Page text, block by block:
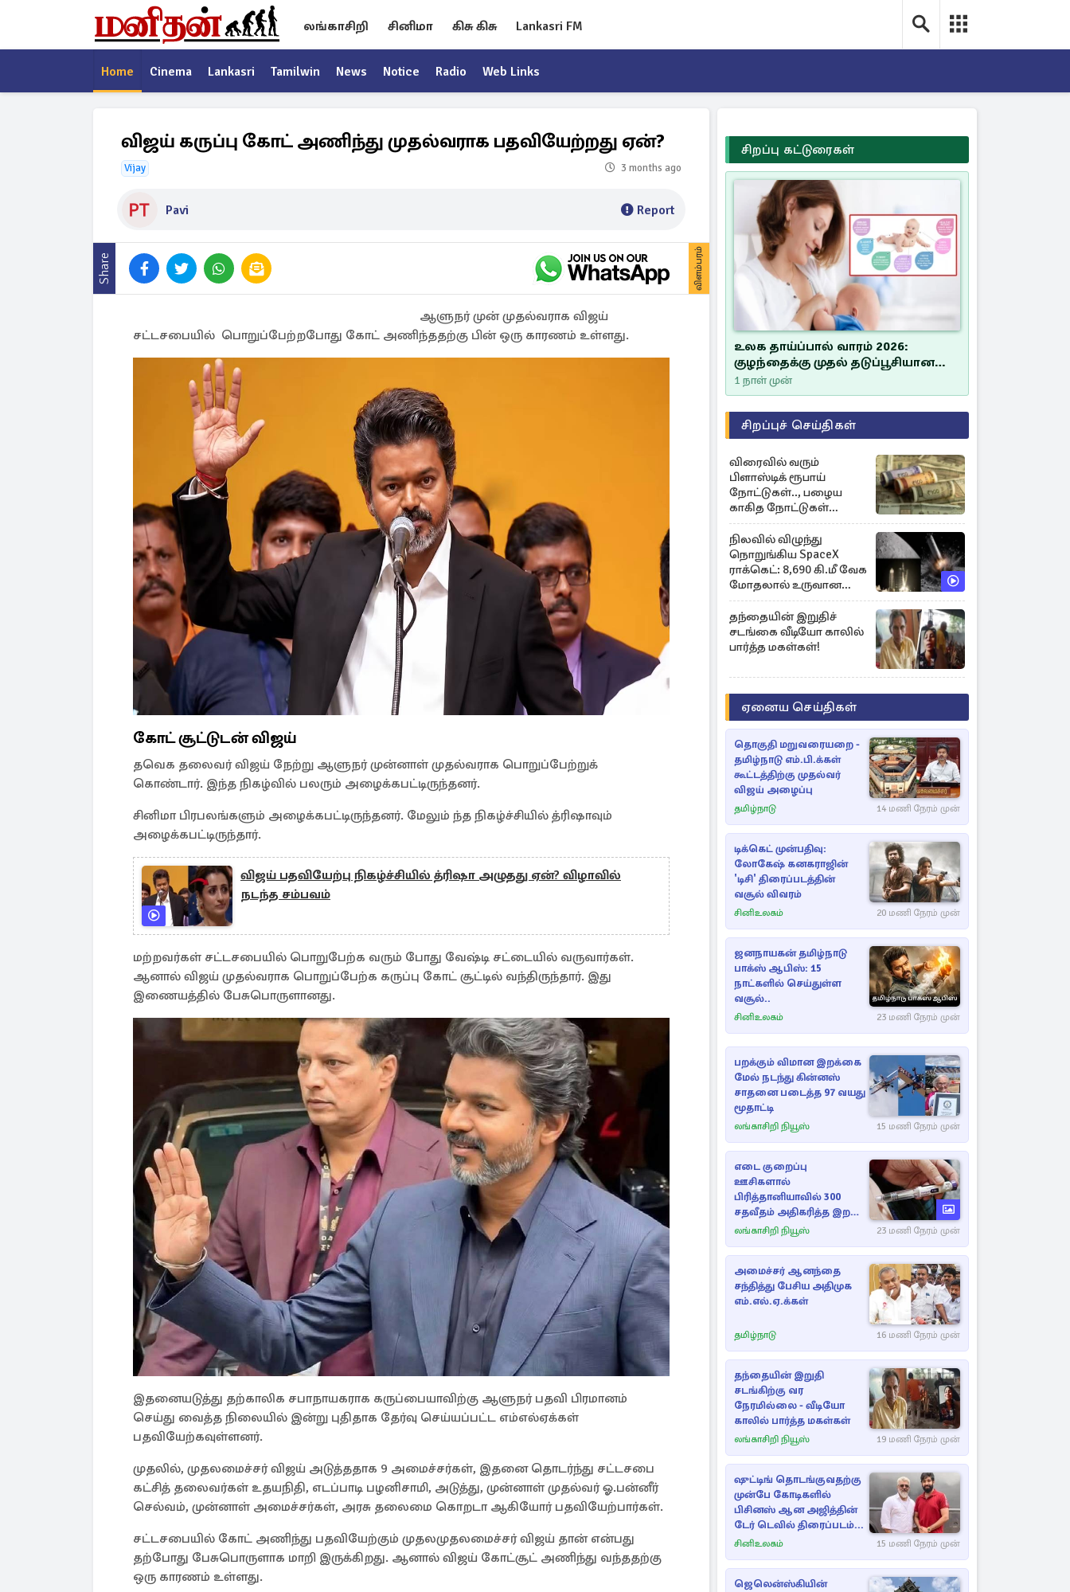
லங்காசிறி சினிமா கிசு கிசு Lankasri FM
Home Cinema Lankasri Tamilwin News Notice Radio Web Links
விஜய் கருப்பு கோட் அணிந்து முதல்வராக பதவியேற்றது ஏன்?
Vijay 3 months ago
Pavi Report
Share விளம்பரம்
ஆளுநர் முன் முதல்வராக விஜய்
சட்டசபையில் பொறுப்பேற்றபோது கோட் அணிந்ததற்கு பின் ஒரு காரணம் உள்ளது.
கோட் சூட்டுடன் விஜய்
தவெக தலைவர் விஜய் நேற்று ஆளுநர் முன்னாள் முதல்வராக பொறுப்பேற்றுக்
கொண்டார். இந்த நிகழ்வில் பலரும் அழைக்கபட்டிருந்தனர்.
சினிமா பிரபலங்களும் அழைக்கபட்டிருந்தனர். மேலும் ந்த நிகழ்ச்சியில் த்ரிஷாவும்
அழைக்கபட்டிருந்தார்.
விஜய் பதவியேற்பு நிகழ்ச்சியில் த்ரிஷா அழுதது ஏன்? விழாவில்
நடந்த சம்பவம்
மற்றவர்கள் சட்டசபையில் பொறுபேற்க வரும் போது வேஷ்டி சட்டையில் வருவார்கள்.
ஆனால் விஜய் முதல்வராக பொறுப்பேற்க கருப்பு கோட் சூட்டில் வந்திருந்தார். இது
இணையத்தில் பேசுபொருளானது.
இதனையடுத்து தற்காலிக சபாநாயகராக கருப்பையாவிற்கு ஆளுநர் பதவி பிரமானம்
செய்து வைத்த நிலையில் இன்று புதிதாக தேர்வு செய்யப்பட்ட எம்எல்ஏக்கள்
பதவியேற்கவுள்ளனர்.
முதலில், முதலமைச்சர் விஜய் அடுத்ததாக 9 அமைச்சர்கள், இதனை தொடர்ந்து சட்டசபை
கட்சித் தலைவர்கள் உதயநிதி, எடப்பாடி பழனிசாமி, அடுத்து, முன்னாள் முதல்வர் ஓ.பன்னீர்
செல்வம், முன்னாள் அமைச்சர்கள், அரசு தலைமை கொறடா ஆகியோர் பதவியேற்பார்கள்.
சட்டசபையில் கோட் அணிந்து பதவியேற்கும் முதலமுதலமைச்சர் விஜய் தான் என்பது
தற்போது பேசுபொருளாக மாறி இருக்கிறது. ஆனால் விஜய் கோட்சூட் அணிந்து வந்ததற்கு
ஒரு காரணம் உள்ளது.
சிறப்பு கட்டுரைகள்
உலக தாய்ப்பால் வாரம் 2026:
குழந்தைக்கு முதல் தடுப்பூசியான
சீம்பாலின் முக்கியத்துவம்!
1 நாள் முன்
சிறப்புச் செய்திகள்
விரைவில் வரும்
பிளாஸ்டிக் ரூபாய்
நோட்டுகள்.., பழைய
காகித நோட்டுகள்
செல்லுமா?
நிலவில் விழுந்து
நொறுங்கிய SpaceX
ராக்கெட்: 8,690 கி.மீ வேக
மோதலால் உருவான
புதிய பள்ளம்!
தந்தையின் இறுதிச்
சடங்கை வீடியோ காலில்
பார்த்த மகள்கள்!
ஏனைய செய்திகள்
தொகுதி மறுவரையறை -
தமிழ்நாடு எம்.பி.க்கள்
கூட்டத்திற்கு முதல்வர்
விஜய் அழைப்பு
தமிழ்நாடு 14 மணி நேரம் முன்
டிக்கெட் முன்பதிவு:
லோகேஷ் கனகராஜின்
'டிசி' திரைப்படத்தின்
வசூல் விவரம்
சினிஉலகம் 20 மணி நேரம் முன்
ஜனநாயகன் தமிழ்நாடு
பாக்ஸ் ஆபிஸ்: 15
நாட்களில் செய்துள்ள
வசூல்..
சினிஉலகம் 23 மணி நேரம் முன்
பறக்கும் விமான இறக்கை
மேல் நடந்து கின்னஸ்
சாதனை படைத்த 97 வயது
மூதாட்டி
லங்காசிறி நியூஸ் 15 மணி நேரம் முன்
எடை குறைப்பு
ஊசிகளால்
பிரித்தானியாவில் 300
சதவீதம் அதிகரித்த இறப்பு
எண்ணிக்கை
லங்காசிறி நியூஸ் 23 மணி நேரம் முன்
அமைச்சர் ஆனந்தை
சந்தித்து பேசிய அதிமுக
எம்.எல்.ஏ.க்கள்
தமிழ்நாடு 16 மணி நேரம் முன்
தந்தையின் இறுதி
சடங்கிற்கு வர
நேரமில்லை - வீடியோ
காலில் பார்த்த மகள்கள்
லங்காசிறி நியூஸ் 19 மணி நேரம் முன்
ஷுட்டிங் தொடங்குவதற்கு
முன்பே கோடிகளில்
பிசினஸ் ஆன அஜித்தின்
டேர் டெவில் திரைப்படம்...
சினிஉலகம் 15 மணி நேரம் முன்
ஜெலென்ஸ்கியின்